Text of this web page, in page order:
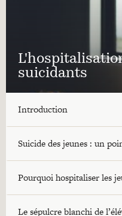
suicidants
Introduction
Suicide des jeunes : un
Pourquoi hospitaliser les
Le sépulcre blanchi de